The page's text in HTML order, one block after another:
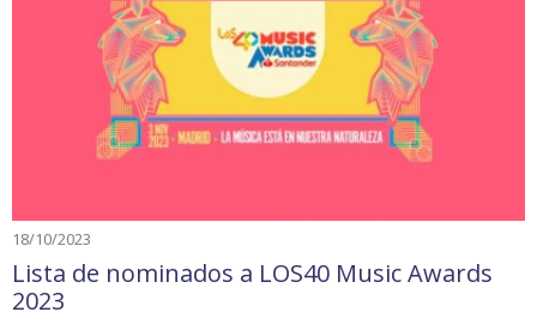
18/10/2023
Lista de nominados a LOS40 Music Awards
2023